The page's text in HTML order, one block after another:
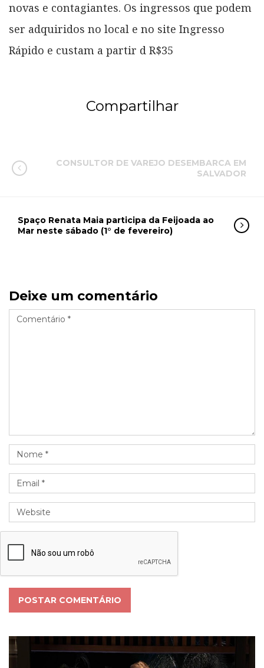
novas e contagiantes. Os ingressos que podem
ser adquiridos no local e no site Ingresso
Rápido e custam a partir d R$35
Compartilhar
CONSULTOR DE VAREJO DESEMBARCA EM
SALVADOR
Spaço Renata Maia participa da Feijoada ao
Mar neste sábado (1° de fevereiro)
Deixe um comentário
POSTAR COMENTÁRIO